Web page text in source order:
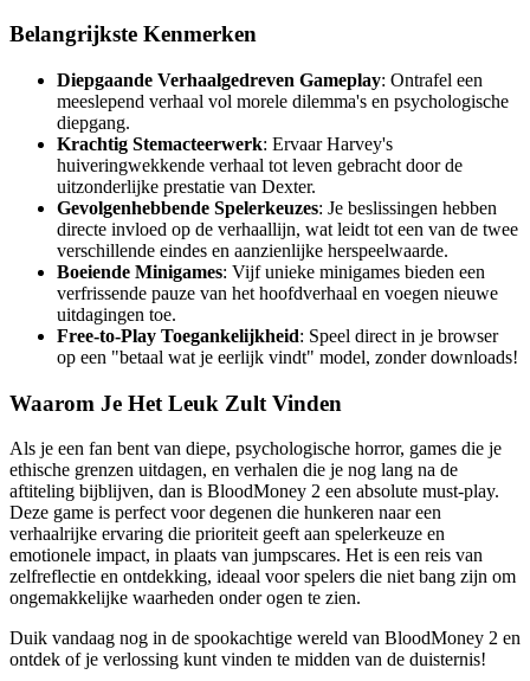
Belangrijkste Kenmerken
Diepgaande Verhaalgedreven Gameplay: Ontrafel een
meeslepend verhaal vol morele dilemma's en psychologische
diepgang.
Krachtig Stemacteerwerk: Ervaar Harvey's
huiveringwekkende verhaal tot leven gebracht door de
uitzonderlijke prestatie van Dexter.
Gevolgenhebbende Spelerkeuzes: Je beslissingen hebben
directe invloed op de verhaallijn, wat leidt tot een van de twee
verschillende eindes en aanzienlijke herspeelwaarde.
Boeiende Minigames: Vijf unieke minigames bieden een
verfrissende pauze van het hoofdverhaal en voegen nieuwe
uitdagingen toe.
Free-to-Play Toegankelijkheid: Speel direct in je browser
op een "betaal wat je eerlijk vindt" model, zonder downloads!
Waarom Je Het Leuk Zult Vinden
Als je een fan bent van diepe, psychologische horror, games die je
ethische grenzen uitdagen, en verhalen die je nog lang na de
aftiteling bijblijven, dan is BloodMoney 2 een absolute must-play.
Deze game is perfect voor degenen die hunkeren naar een
verhaalrijke ervaring die prioriteit geeft aan spelerkeuze en
emotionele impact, in plaats van jumpscares. Het is een reis van
zelfreflectie en ontdekking, ideaal voor spelers die niet bang zijn om
ongemakkelijke waarheden onder ogen te zien.
Duik vandaag nog in de spookachtige wereld van BloodMoney 2 en
ontdek of je verlossing kunt vinden te midden van de duisternis!